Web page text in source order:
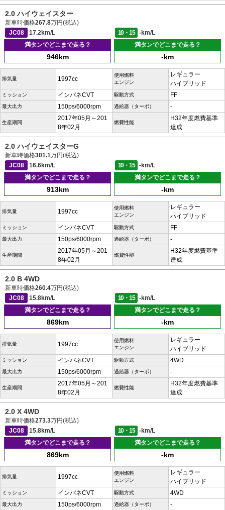
2.0 ハイウェイスター
新車時価格267.8万円(税込)
JC08
17.2km/L 10・15
-km/L
満タンでどこまで走る？
946km
満タンでどこまで走る？
-km
排気量 1997cc
使用燃料
エンジン
レギュラー
ハイブリッド
ミッション インパネCVT 駆動方式 FF
最大出力 150ps/6000rpm 過給器（ターボ） -
生産期間
2017年05月～201
8年02月
燃費性能
H32年度燃費基準
達成
2.0 ハイウェイスターG
新車時価格301.1万円(税込)
JC08
16.6km/L 10・15
-km/L
満タンでどこまで走る？
913km
満タンでどこまで走る？
-km
排気量 1997cc
使用燃料
エンジン
レギュラー
ハイブリッド
ミッション インパネCVT 駆動方式 FF
最大出力 150ps/6000rpm 過給器（ターボ） -
生産期間
2017年05月～201
8年02月
燃費性能
H32年度燃費基準
達成
2.0 B 4WD
新車時価格260.4万円(税込)
JC08
15.8km/L 10・15
-km/L
満タンでどこまで走る？
869km
満タンでどこまで走る？
-km
排気量 1997cc
使用燃料
エンジン
レギュラー
ハイブリッド
ミッション インパネCVT 駆動方式 4WD
最大出力 150ps/6000rpm 過給器（ターボ） -
生産期間
2017年05月～201
8年02月
燃費性能
H32年度燃費基準
達成
2.0 X 4WD
新車時価格273.3万円(税込)
JC08
15.8km/L 10・15
-km/L
満タンでどこまで走る？
869km
満タンでどこまで走る？
-km
排気量 1997cc
使用燃料
エンジン
レギュラー
ハイブリッド
ミッション インパネCVT 駆動方式 4WD
最大出力 150ps/6000rpm 過給器（ターボ） -